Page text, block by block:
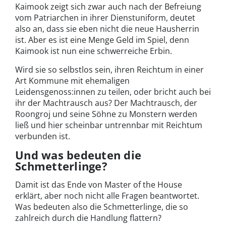
Kaimook zeigt sich zwar auch nach der Befreiung
vom Patriarchen in ihrer Dienstuniform, deutet
also an, dass sie eben nicht die neue Hausherrin
ist. Aber es ist eine Menge Geld im Spiel, denn
Kaimook ist nun eine schwerreiche Erbin.
Wird sie so selbstlos sein, ihren Reichtum in einer
Art Kommune mit ehemaligen
Leidensgenoss:innen zu teilen, oder bricht auch bei
ihr der Machtrausch aus? Der Machtrausch, der
Roongroj und seine Söhne zu Monstern werden
ließ und hier scheinbar untrennbar mit Reichtum
verbunden ist.
Und was bedeuten die
Schmetterlinge?
Damit ist das Ende von Master of the House
erklärt, aber noch nicht alle Fragen beantwortet.
Was bedeuten also die Schmetterlinge, die so
zahlreich durch die Handlung flattern?